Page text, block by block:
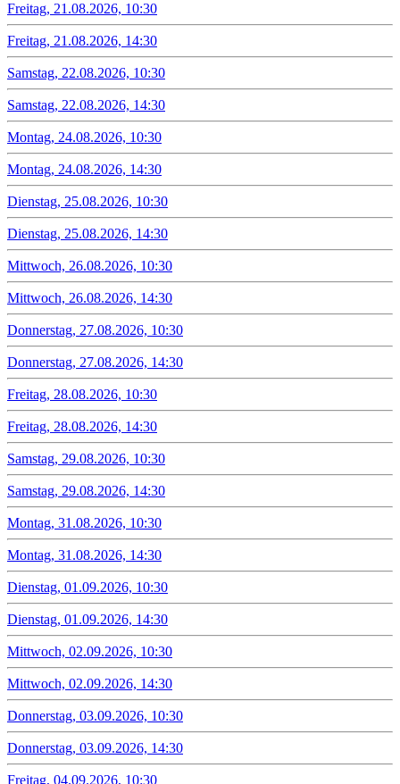
Freitag, 21.08.2026, 10:30
Freitag, 21.08.2026, 14:30
Samstag, 22.08.2026, 10:30
Samstag, 22.08.2026, 14:30
Montag, 24.08.2026, 10:30
Montag, 24.08.2026, 14:30
Dienstag, 25.08.2026, 10:30
Dienstag, 25.08.2026, 14:30
Mittwoch, 26.08.2026, 10:30
Mittwoch, 26.08.2026, 14:30
Donnerstag, 27.08.2026, 10:30
Donnerstag, 27.08.2026, 14:30
Freitag, 28.08.2026, 10:30
Freitag, 28.08.2026, 14:30
Samstag, 29.08.2026, 10:30
Samstag, 29.08.2026, 14:30
Montag, 31.08.2026, 10:30
Montag, 31.08.2026, 14:30
Dienstag, 01.09.2026, 10:30
Dienstag, 01.09.2026, 14:30
Mittwoch, 02.09.2026, 10:30
Mittwoch, 02.09.2026, 14:30
Donnerstag, 03.09.2026, 10:30
Donnerstag, 03.09.2026, 14:30
Freitag, 04.09.2026, 10:30